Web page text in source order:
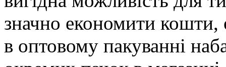
значно економити кошти,
в оптовому пакуванні